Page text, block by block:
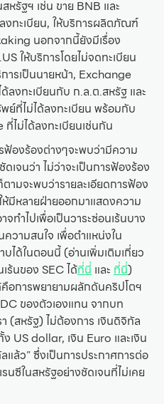
หรัฐฯ เช่น ขาย BNB และ
งทะเบียน, ให้บริการผลิตภัณฑ์
นอกจากนี้ยังมีเรื่อง
ให้บริการโดยไม่จดทะเบียน
ารเป็นนายหน้า, Exchange
ลงทะเบียนกับ ก.ล.ต.สหรัฐ และ
ย์ที่ไม่ได้ลงทะเบียน พร้อมกับ
ไม่ได้ลงทะเบียนเช่นกัน
ฟ้องร้องต่างๆจะพบว่ามีความ
เจนว่า ไม่ว่าจะเป็นการฟ้องร้อง
ามจะพบว่ารายละเอียดการฟ้อง
มีหลายฝ่ายออกมาแสดงความ
ทำไปเพื่อเป็นวาระซ่อนเร้นบาง
วามสนใจ เพื่อตำแหน่งใน
ได้ในตอนนี้ (อ่านเพิ่มเติมเกี่ยว
ร้นของ SEC ได้ที่นี่ และ ที่นี่)
อการพยายามผลักดันคริปโตฯ
ของตัวเองแทน จากบท
(สหรัฐ) ไม่ต้องการ เงินดิจิทัล
US dollar, เงิน Euro และเงิน
แล้ว” ซึ่งเป็นการประกาศการต่อ
นซีในสหรัฐอย่างชัดเจนที่ไม่เคย